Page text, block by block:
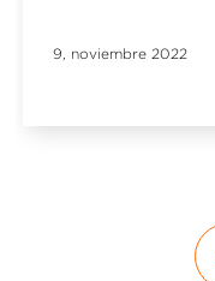
9, noviembre 2022